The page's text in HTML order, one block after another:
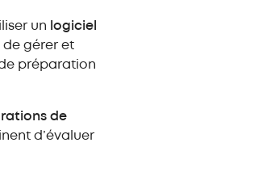
un logiciel
gérer et
préparation
de
d’évaluer